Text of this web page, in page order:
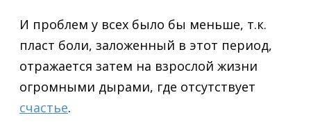
И проблем у всех было бы меньше, т.к.
пласт боли, заложенный в этот период,
отражается затем на взрослой жизни
огромными дырами, где отсутствует
счастье.